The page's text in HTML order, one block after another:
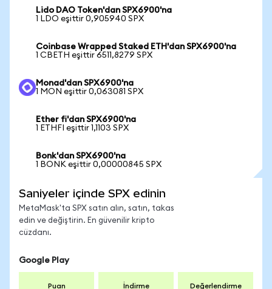
Lido DAO Token'dan SPX6900'na
1 LDO eşittir 0,905940 SPX
Coinbase Wrapped Staked ETH'dan SPX6900'na
1 CBETH eşittir 6511,8279 SPX
Monad'dan SPX6900'na
1 MON eşittir 0,063081 SPX
Ether fi'dan SPX6900'na
1 ETHFI eşittir 1,1103 SPX
Bonk'dan SPX6900'na
1 BONK eşittir 0,00000845 SPX
Saniyeler içinde SPX edinin
MetaMask'ta SPX satın alın, satın, takas
edin ve değiştirin. En güvenilir kripto
cüzdanı.
Google Play
Puan İndirme Değerlendirme